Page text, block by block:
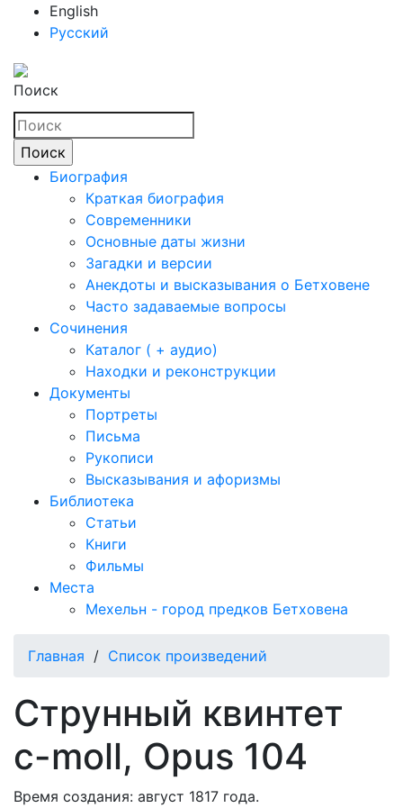
English
Русский
Поиск
Биография
Краткая биография
Современники
Основные даты жизни
Загадки и версии
Анекдоты и высказывания о Бетховене
Часто задаваемые вопросы
Сочинения
Каталог ( + аудио)
Находки и реконструкции
Документы
Портреты
Письма
Рукописи
Высказывания и афоризмы
Библиотека
Статьи
Книги
Фильмы
Места
Мехельн - город предков Бетховена
Главная / Список произведений
Струнный квинтет
c-moll, Opus 104
Время создания: август 1817 года.